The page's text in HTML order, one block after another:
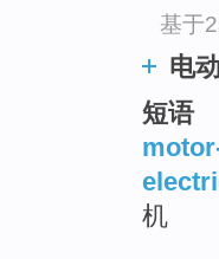
基于
电
短语
机